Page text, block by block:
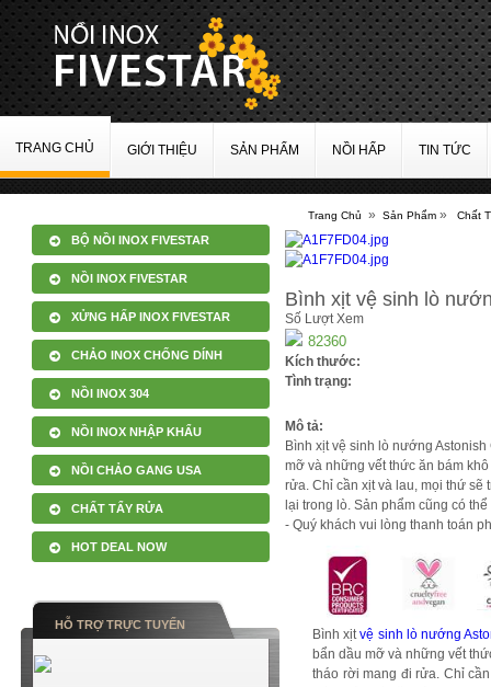
TRANG CHỦ GIỚI THIỆU SẢN PHẨM NỒI HẤP TIN TỨC
BỘ NỒI INOX FIVESTAR
NỒI INOX FIVESTAR
XỬNG HẤP INOX FIVESTAR
CHẢO INOX CHỐNG DÍNH
NỒI INOX 304
NỒI INOX NHẬP KHẨU
NỒI CHẢO GANG USA
CHẤT TẨY RỬA
HOT DEAL NOW
HỖ TRỢ TRỰC TUYẾN
Trang Chủ » Sản Phẩm » Chất
Bình xịt vệ sinh lò
Số Lượt Xem
82360
Kích thước:
Tình trạng:
Mô tả:
Bình xịt vệ sinh lò nướng
mỡ và những vết thức ăn bám
rửa. Chỉ cần xịt và lau, mọi thứ
lại trong lò. Sản phẩm cũng có
- Quý khách vui lòng thanh toán
Bình xịtvệ sinh lò nướng
bẩn dầu mỡ và những vết
tháo rời mang đi rửa. Chỉ